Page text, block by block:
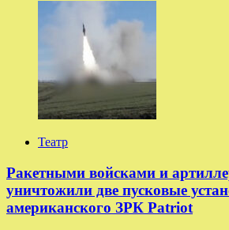
Театр
Ракетными войсками и
уничтожили две пусковые
американского ЗРК Patriot